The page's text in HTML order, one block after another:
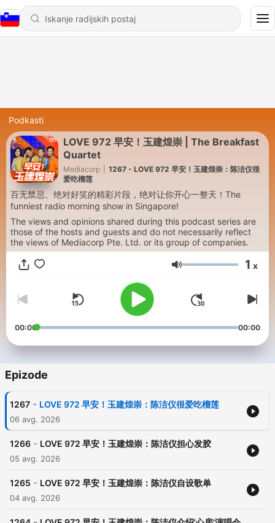
Podkasti
LOVE 972 早安！玉建煌崇 | The Breakfast
Quartet
Mediacorp
1267 - LOVE 972 早安！玉建煌崇：陈洁仪很
爱吃榴莲
百无禁忌、绝对好笑的精彩片段，绝对让你开心一整天！The
funniest radio morning show in Singapore!
The views and opinions shared during this podcast series are
those of the hosts and guests and do not necessarily reflect
the views of Mediacorp Pte. Ltd. or its group of companies.
Glasnost 1 x
00:00 00:00
Epizode
1267 - LOVE 972 早安！玉建煌崇：陈洁仪很爱吃榴莲
06 avg. 2026
1266 - LOVE 972 早安！玉建煌崇：陈洁仪担心发胶
05 avg. 2026
1265 - LOVE 972 早安！玉建煌崇：陈洁仪自设歌单
04 avg. 2026